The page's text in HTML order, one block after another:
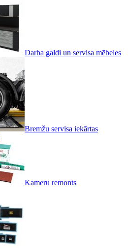
Darba galdi un servisa mēbeles
Bremžu servisa iekārtas
Kameru remonts